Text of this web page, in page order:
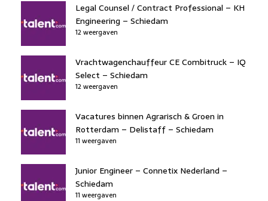
Legal Counsel / Contract Professional – KH
Engineering – Schiedam
12 weergaven
Vrachtwagenchauffeur CE Combitruck – IQ
Select – Schiedam
12 weergaven
Vacatures binnen Agrarisch & Groen in
Rotterdam – Delistaff – Schiedam
11 weergaven
Junior Engineer – Connetix Nederland –
Schiedam
11 weergaven